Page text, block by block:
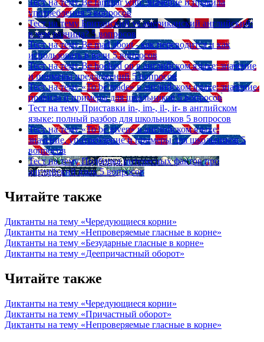
Тест на тему Be familiar with: значение и правила
употребления 5 вопросов
Тест на тему Британский vs американский английский:
в чем разница? 5 вопросов
Тест на тему Be mad about - как переводится и как
использовать в речи 5 вопросов
Тест на тему Be hooked on в английском языке: значение
и примеры предложений 5 вопросов
Тест на тему «To be made» в английском языке: значение,
правила и примеры для школьников 5 вопросов
Тест на тему Приставки in-, im-, il-, ir- в английском
языке: полный разбор для школьников 5 вопросов
Тест на тему «To be given» в английском языке:
значение, употребление и примеры для школьников 5
вопросов
Тест на тему Подборка интересных фактов про
английский язык 5 вопросов
Читайте также
Диктанты на тему «Чередующиеся корни»
Диктанты на тему «Непроверяемые гласные в корне»
Диктанты на тему «Безударные гласные в корне»
Диктанты на тему «Деепричастный оборот»
Читайте также
Диктанты на тему «Чередующиеся корни»
Диктанты на тему «Причастный оборот»
Диктанты на тему «Непроверяемые гласные в корне»